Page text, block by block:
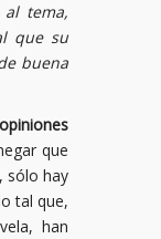
tema,
que su
buena
opiniones
que
, sólo hay
tal que,
han